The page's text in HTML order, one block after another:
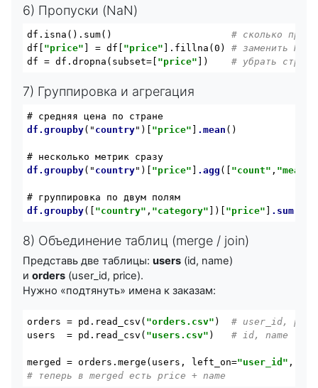
6) Пропуски (NaN)
df.isna().sum() # сколько
df[ "price" ] = df[ "price" ].fillna(0) # заменить NaN
df = df.dropna(subset=[ "price" ]) # убрать
7) Группировка и агрегация
df .groupby(" country") "price" .mean ()
df .groupby(" country") "price" .agg ( "count" , "mean"
df .groupby( "country" , "category" ) "price" .sum
8) Объединение таблиц (merge / join)
Представь две таблицы: users (id, name)
и orders (user_id, price).
Нужно «подтянуть» имена к заказам:
orders = pd.read_csv( "orders.csv" ) # user_id,
users
  = pd.read_csv(
"users.csv" ) # id, name
merged = orders.merge(users, left_on="user_id" ,
# теперь в merged есть price + name